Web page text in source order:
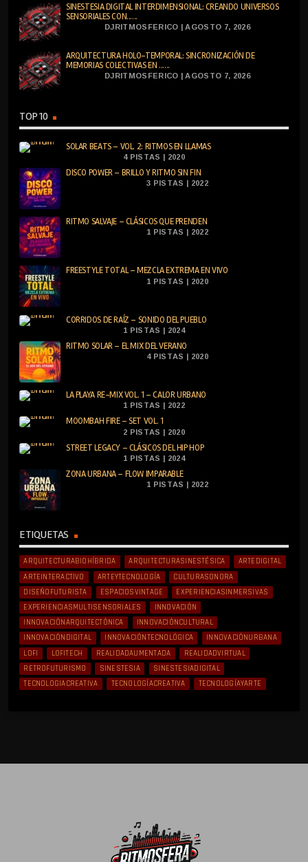
SINESTESIA DIGITAL INTERDIMENSIONAL: CREANDO UNIVERSOS
SENSORIALES CON......
DJRITMOSFERICO | AGOSTO 7, 2026
ARQUITECTURA HOLO-TEMPORAL: SINCRONIZACIÓN DE
MEMORIAS COLECTIVAS EN ......
DJRITMOSFERICO | AGOSTO 7, 2026
TOP 10
SOLAR BEATS – VOL. 2: RITMOS EN LLAMAS
4 PISTAS | 2020
DISCO POWER – BRILLO Y RITMO SIN FIN
3 PISTAS | 2022
RITMO SALVAJE – CLÁSICOS QUE PRENDEN
1 PISTAS | 2022
FREESTYLE TOTAL – MEZCLA EXTREMA EN VIVO
1 PISTAS | 2020
CORRIDOS DE RAÍZ – SONIDO DEL PUEBLO
1 PISTAS | 2024
RITMO SOLAR – EL MIX DEL VERANO
4 PISTAS | 2020
LA PLAYA RE-MIX VOL. 1 – CALOR URBANO
1 PISTAS | 2022
MOOMBAH FIRE – SET VOL. 1
2 PISTAS | 2020
STREET LEGACY – CLÁSICOS DEL HIP HOP
1 PISTAS | 2024
ZONA URBANA – FLOW IMPARABLE
1 PISTAS | 2022
ETIQUETAS
ARQUITECTURABIOHÍBRIDA ARQUITECTURASINESTÉSICA
ARTEDIGITAL
ARTEINTERACTIVO
ARTEYTECNOLOGÍA
CULTURASONORA
DISEÑOFUTURISTA
ESPACIOSVINTAGE
EXPERIENCIASINMERSIVAS
EXPERIENCIASMULTISENSORIALES
INNOVACIÓN
INNOVACIÓNARQUITECTÓNICA
INNOVACIÓNCULTURAL
INNOVACIÓNDIGITAL
INNOVACIÓNTECNOLÓGICA
INNOVACIÓNURBANA
LOFI
LOFITECH REALIDADAUMENTADA
REALIDADVIRTUAL
RETROFUTURISMO
SINESTESIA
SINESTESIADIGITAL
TECNOLOGIACREATIVA
TECNOLOGÍACREATIVA TECNOLOGÍAYARTE